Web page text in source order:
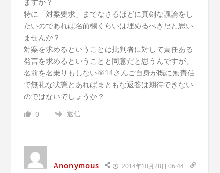
特に「対案要求」までなさるほどに真剣な議論をし
たいのであれば名前欄くらいは埋めるべきだと思い
ませんか？
対案を求めるということは批判者に対して責任ある
発言を求めるということと同意だと思うんですが、
名前を名乗りもしない※14さんご自身が既に無責任
で無礼な状態とあればまともな返答は期待できない
のではないでしょうか？
0 返信
Anonymous 2014年10月28日 06:44